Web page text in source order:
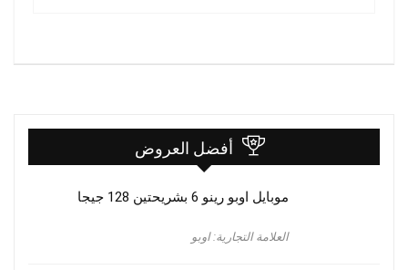
أفضل العروض
موبايل اوبو رينو 6 بشريحتين 128 جيجا
العلامة التجارية: اوبو